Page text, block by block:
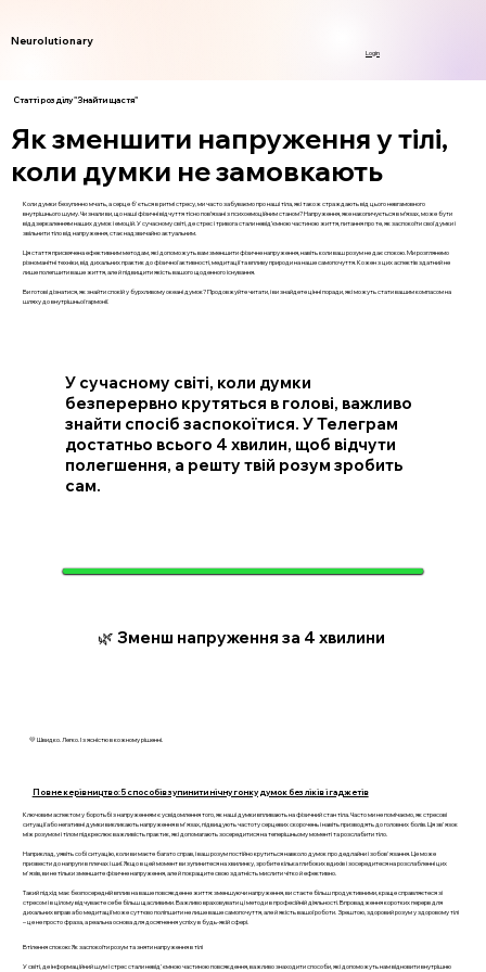
Neurolutionary
Login
Статті розділу "Знайти щастя"
Як зменшити напруження у тілі,
коли думки не замовкають
Коли думки безупинно мчать, а серце б'ється в ритмі стресу, ми часто забуваємо про наші тіла, які також страждають від цього невгамовного
внутрішнього шуму. Чи знали ви, що наші фізичні відчуття тісно пов’язані з психоемоційним станом? Напруження, яке накопичується в м’язах, може бути
віддзеркаленням наших думок і емоцій. У сучасному світі, де стрес і тривога стали невід’ємною частиною життя, питання про те, як заспокоїти свої думки і
звільнити тіло від напруження, стає надзвичайно актуальним.
Ця стаття присвячена ефективним методам, які допоможуть вам зменшити фізичне напруження, навіть коли ваш розум не дає спокою. Ми розглянемо
різноманітні техніки, від дихальних практик до фізичної активності, медитації та впливу природи на наше самопочуття. Кожен з цих аспектів здатний не
лише полегшити ваше життя, але й підвищити якість вашого щоденного існування.
Ви готові дізнатися, як знайти спокій у бурхливому океані думок? Продовжуйте читати, і ви знайдете цінні поради, які можуть стати вашим компасом на
шляху до внутрішньої гармонії.
У сучасному світі, коли думки
безперервно крутяться в голові, важливо
знайти спосіб заспокоїтися. У Телеграм
достатньо всього 4 хвилин, щоб відчути
полегшення, а решту твій розум зробить
сам.
🌿 Зменш напруження за 4 хвилини
💛 Швидко. Легко. І з ясністю в кожному рішенні.
Повне керівництво: 5 способів зупинити нічну гонку думок без ліків і гаджетів
Ключовим аспектом у боротьбі з напруженням є усвідомлення того, як наші думки впливають на фізичний стан тіла. Часто ми не помічаємо, як стресові
ситуації або негативні думки викликають напруження в м'язах, підвищують частоту серцевих скорочень і навіть призводять до головних болів. Ця зв'язок
між розумом і тілом підкреслює важливість практик, які допомагають зосередитися на теперішньому моменті та розслабити тіло.
Наприклад, уявіть собі ситуацію, коли ви маєте багато справ, і ваш розум постійно крутиться навколо думок про дедлайни і зобов'язання. Це може
призвести до напруги в плечах і шиї. Якщо в цей момент ви зупинитеся на хвилинку, зробите кілька глибоких вдихів і зосередитеся на розслабленні цих
м'язів, ви не тільки зменшите фізичне напруження, але й покращите свою здатність мислити чітко й ефективно.
Такий підхід має безпосередній вплив на ваше повсякденне життя: зменшуючи напруження, ви стаєте більш продуктивними, краще справляєтеся зі
стресом і в цілому відчуваєте себе більш щасливими. Важливо враховувати ці методи в професійній діяльності. Впровадження коротких перерв для
дихальних вправ або медитації може суттєво поліпшити не лише ваше самопочуття, але й якість вашої роботи. Зрештою, здоровий розум у здоровому тілі
– це не просто фраза, а реальна основа для досягнення успіху в будь-якій сфері.
Втілення спокою: Як заспокоїти розум та зняти напруження в тілі
У світі, де інформаційний шум і стрес стали невід'ємною частиною повсякдення, важливо знаходити способи, які допоможуть нам відновити внутрішню